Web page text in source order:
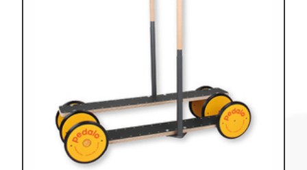
Kampfsport
Klettern
Leichtathletik
Objekteinrichtungen
Sportspielgeräte,
Psychomotorik